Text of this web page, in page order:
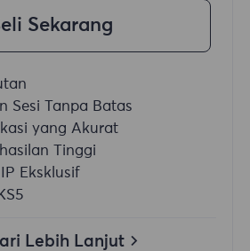
Sekarang
Sesi Tanpa Batas
yang Akurat
Tinggi
Eksklusif
Lebih Lanjut